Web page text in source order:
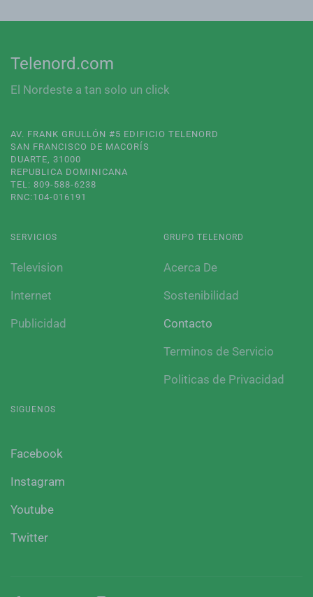
Telenord.com
El Nordeste a tan solo un click
AV. FRANK GRULLÓN #5 EDIFICIO TELENORD
SAN FRANCISCO DE MACORÍS
DUARTE, 31000
REPUBLICA DOMINICANA
TEL: 809-588-6238
RNC:104-016191
SERVICIOS
Television
Internet
Publicidad
GRUPO TELENORD
Acerca De
Sostenibilidad
Contacto
Terminos de Servicio
Politicas de Privacidad
SIGUENOS
Facebook
Instagram
Youtube
Twitter